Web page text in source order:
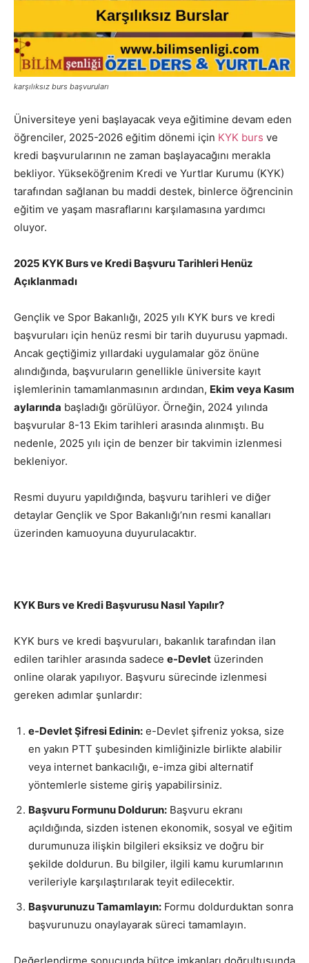
karşılıksız burs başvuruları
Üniversiteye yeni başlayacak veya eğitimine devam eden
öğrenciler, 2025-2026 eğitim dönemi için KYK burs ve
kredi başvurularının ne zaman başlayacağını merakla
bekliyor. Yükseköğrenim Kredi ve Yurtlar Kurumu (KYK)
tarafından sağlanan bu maddi destek, binlerce öğrencinin
eğitim ve yaşam masraflarını karşılamasına yardımcı
oluyor.
2025 KYK Burs ve Kredi Başvuru Tarihleri Henüz
Açıklanmadı
Gençlik ve Spor Bakanlığı, 2025 yılı KYK burs ve kredi
başvuruları için henüz resmi bir tarih duyurusu yapmadı.
Ancak geçtiğimiz yıllardaki uygulamalar göz önüne
alındığında, başvuruların genellikle üniversite kayıt
işlemlerinin tamamlanmasının ardından, Ekim veya Kasım
aylarında başladığı görülüyor. Örneğin, 2024 yılında
başvurular 8-13 Ekim tarihleri arasında alınmıştı. Bu
nedenle, 2025 yılı için de benzer bir takvimin izlenmesi
bekleniyor.
Resmi duyuru yapıldığında, başvuru tarihleri ve diğer
detaylar Gençlik ve Spor Bakanlığı’nın resmi kanalları
üzerinden kamuoyuna duyurulacaktır.
KYK Burs ve Kredi Başvurusu Nasıl Yapılır?
KYK burs ve kredi başvuruları, bakanlık tarafından ilan
edilen tarihler arasında sadece e-Devlet üzerinden
online olarak yapılıyor. Başvuru sürecinde izlenmesi
gereken adımlar şunlardır:
e-Devlet Şifresi Edinin: e-Devlet şifreniz yoksa, size
en yakın PTT şubesinden kimliğinizle birlikte alabilir
veya internet bankacılığı, e-imza gibi alternatif
yöntemlerle sisteme giriş yapabilirsiniz.
Başvuru Formunu Doldurun: Başvuru ekranı
açıldığında, sizden istenen ekonomik, sosyal ve eğitim
durumunuza ilişkin bilgileri eksiksiz ve doğru bir
şekilde doldurun. Bu bilgiler, ilgili kamu kurumlarının
verileriyle karşılaştırılarak teyit edilecektir.
Başvurunuzu Tamamlayın: Formu doldurduktan sonra
başvurunuzu onaylayarak süreci tamamlayın.